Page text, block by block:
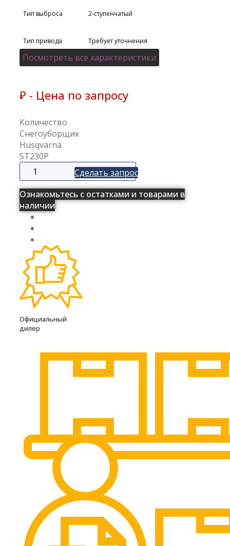
Тип выброса 2-ступенчатый
Тип привода Требует уточнения
Ширина отчистки
76
Масса (кг) 107.87
Номинальная
мощность (кВт)
Тип запуска
двигателя
Тип трансмиссии
вариатор
(фрикционный
диск)
Посмотреть все характеристики
₽ - Цена по запросу
Количество
Снегоуборщик
Husqvarna
ST230P
Сделать запрос
Ознакомьтесь с остатками и товарами в
наличии
Официальный
дилер